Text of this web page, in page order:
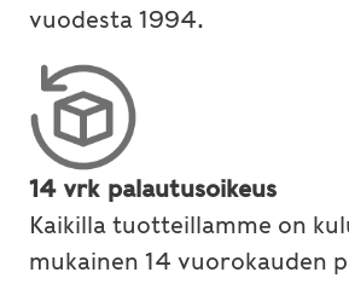
vuodesta 1994.
14 vrk palautusoikeus
Kaikilla tuotteillamme on
mukainen 14 vuorokauden